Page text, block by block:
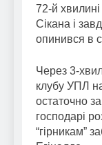
72-й
Сікана і
опинився в
Через 3-
клубу УПЛ
остаточно
господарі
“гірникам”